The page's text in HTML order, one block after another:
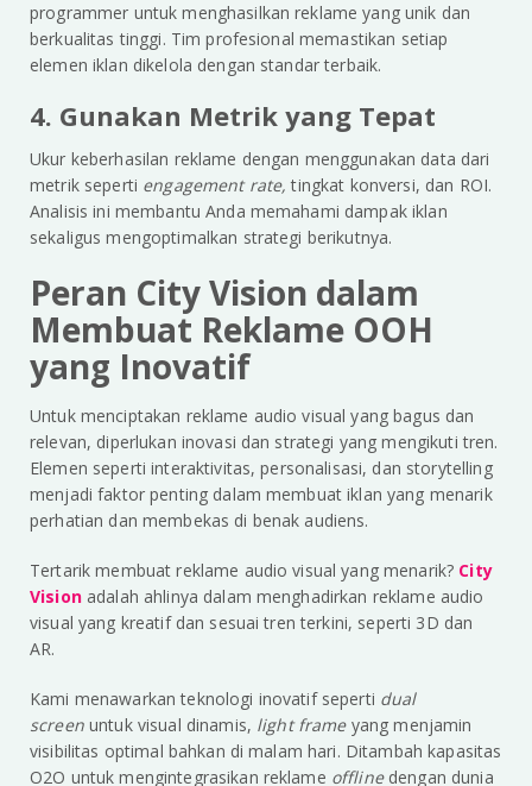
programmer untuk menghasilkan reklame yang unik dan
berkualitas tinggi. Tim profesional memastikan setiap
elemen iklan dikelola dengan standar terbaik.
4. Gunakan Metrik yang Tepat
Ukur keberhasilan reklame dengan menggunakan data dari
metrik seperti engagement rate, tingkat konversi, dan ROI.
Analisis ini membantu Anda memahami dampak iklan
sekaligus mengoptimalkan strategi berikutnya.
Peran City Vision dalam
Membuat Reklame OOH
yang Inovatif
Untuk menciptakan reklame audio visual yang bagus dan
relevan, diperlukan inovasi dan strategi yang mengikuti tren.
Elemen seperti interaktivitas, personalisasi, dan storytelling
menjadi faktor penting dalam membuat iklan yang menarik
perhatian dan membekas di benak audiens.
Tertarik membuat reklame audio visual yang menarik? City
Visionadalah ahlinya dalam menghadirkan reklame audio
visual yang kreatif dan sesuai tren terkini, seperti 3D dan
AR.
Kami menawarkan teknologi inovatif seperti dual
screenuntuk visual dinamis, light frameyang menjamin
visibilitas optimal bahkan di malam hari. Ditambah kapasitas
O2O untuk mengintegrasikan reklame offlinedengan dunia